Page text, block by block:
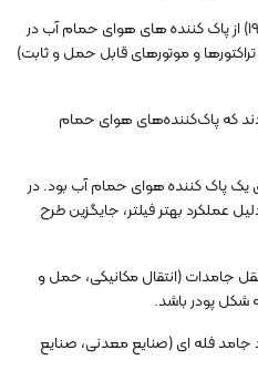
در اوایل قرن بیستم (حدود 1900 تا 1930) از پاک کننده های هوای حمام آب در
و موتورهای قابل حمل و ثابت)
که پاک‌کننده‌های هوای حمام
یک پاک کننده هوای حمام آب بود. در
دلیل عملکرد بهتر فیلتر، جایگزین طرح
جامدات (انتقال مکانیکی، حمل و
پودر باشد.
جامد فله ای (صنایع معدنی، صنایع